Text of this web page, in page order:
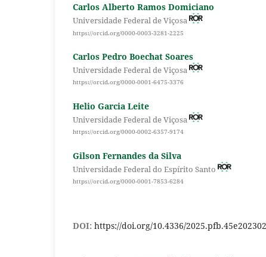
Carlos Alberto Ramos Domiciano
Universidade Federal de Viçosa
https://orcid.org/0000-0003-3281-2225
Carlos Pedro Boechat Soares
Universidade Federal de Viçosa
https://orcid.org/0000-0001-6475-3376
Helio Garcia Leite
Universidade Federal de Viçosa
https://orcid.org/0000-0002-6357-9174
Gilson Fernandes da Silva
Universidade Federal do Espírito Santo
https://orcid.org/0000-0001-7853-6284
DOI: https://doi.org/10.4336/